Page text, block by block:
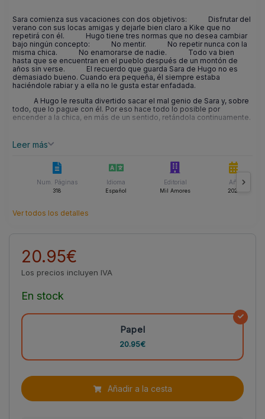
Sara comienza sus vacaciones con dos objetivos: Disfrutar del
verano con sus locas amigas y dejarle bien claro a Kike que no
repetirá con él. Hugo tiene tres normas que no desea cambiar
bajo ningún concepto: No mentir. No repetir nunca con la
misma chica. No enamorarse de nadie. Todo va bien
hasta que se encuentran en el pueblo después de un montón de
años sin verse. El recuerdo que guarda Sara de Hugo no es
demasiado bueno. Cuando era pequeña, él siempre estaba
haciéndole rabiar y a ella no le gusta estar enfadada.
A Hugo le resulta divertido sacar el mal genio de Sara y, sobre
todo, que lo pague con él. Por eso hace todo lo posible por
encender a la chica, en más de un sentido, retándola continuamente.
Leer más
Num. Páginas
318
Idioma
Español
Editorial
Mil Amores
Año
2023
Ver todos los detalles
20.95€
Los precios incluyen IVA
En stock
Papel
20.95€
Añadir a la cesta